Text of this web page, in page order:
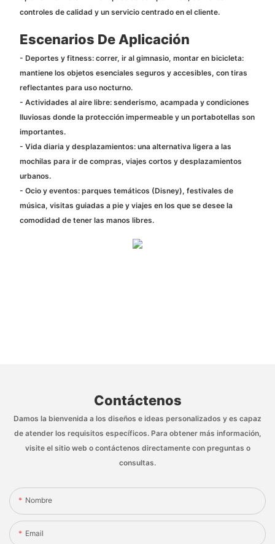
controles de calidad y un servicio centrado en el cliente.
Escenarios De Aplicación
- Deportes y fitness: correr, ir al gimnasio, montar en bicicleta:
mantiene los objetos esenciales seguros y accesibles, con tiras
reflectantes para uso nocturno.
- Actividades al aire libre: senderismo, acampada y condiciones
lluviosas donde la protección impermeable y un portabotellas son
importantes.
- Vida diaria y desplazamientos: una alternativa ligera a las
mochilas para ir de compras, viajes cortos y desplazamientos
urbanos.
- Ocio y eventos: parques temáticos (Disney), festivales de
música, visitas guiadas a pie y viajes en los que se desee la
comodidad de tener las manos libres.
Contáctenos
Damos la bienvenida a los diseños e ideas personalizados y es capaz
de atender los requisitos específicos. Para obtener más información,
visite el sitio web o contáctenos directamente con preguntas o
consultas.
Nombre
Email